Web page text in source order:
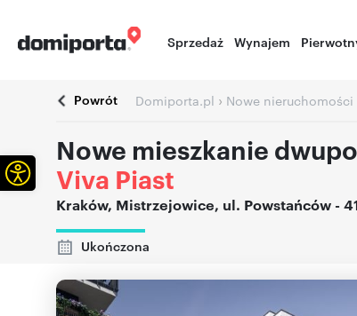
Sprzedaż Wynajem
Powrót Domiporta.pl › Nowe nieruchomości
Nowe mieszkanie
Viva Piast
Kraków, Mistrzejowice, ul. Powstańców -
Ukończona
Otwórz pasek narzędzi